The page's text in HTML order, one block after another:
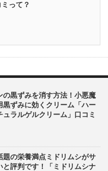
って？
の黒ずみを消す方法！小悪魔
ずみに効くクリーム「ハー
ラルゲルクリーム」口コミ
題の栄養満点ミドリムシがサ
と評判です！「ミドリムシナ